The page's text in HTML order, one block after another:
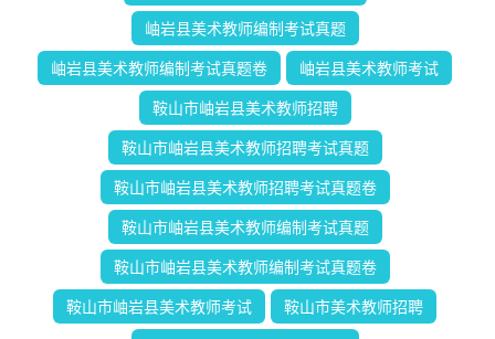
岫岩县美术教师编制考试真题
岫岩县美术教师编制考试真题卷 岫岩县美术教师考试
鞍山市岫岩县美术教师招聘
鞍山市岫岩县美术教师招聘考试真题
鞍山市岫岩县美术教师招聘考试真题卷
鞍山市岫岩县美术教师编制考试真题
鞍山市岫岩县美术教师编制考试真题卷
鞍山市岫岩县美术教师考试 鞍山市美术教师招聘